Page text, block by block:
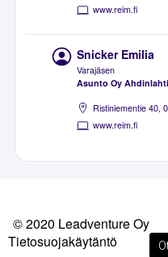
www.reim.fi
Snicker Emilia
Varajäsen
Asunto Oy Ahdinlahti
Ristiniementie 40,
www.reim.fi
© 2020 Leadventure Oy
Tietosuojakäytäntö